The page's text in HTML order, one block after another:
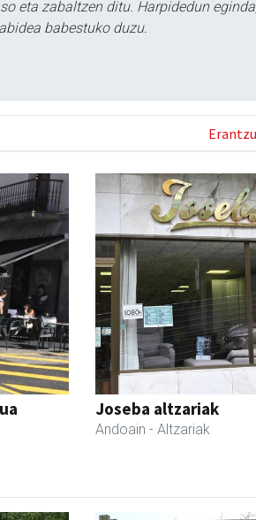
eta zabaltzen ditu. Harpidedun
babestuko duzu.
Joseba altzariak
Andoain - Altzariak